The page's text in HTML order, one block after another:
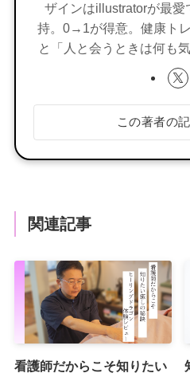
ザインはillustratorが最
持。0→1が得意。健康ト
と「人と会うときは何も
この著者の
関連記事
看護師だからこそ知りたい